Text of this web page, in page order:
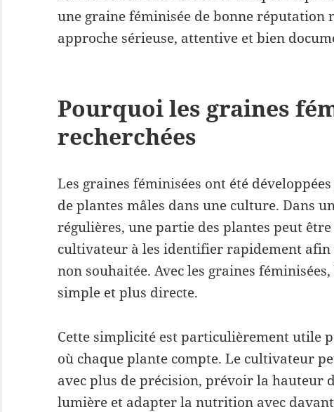
une graine féminisée de bonne réputation
approche sérieuse, attentive et bien
Pourquoi les graines
recherchées
Les graines féminisées ont été
de plantes mâles dans une culture. Dans
régulières, une partie des plantes peut
cultivateur à les identifier rapidement
non souhaitée. Avec les graines
simple et plus directe.
Cette simplicité est particulièrement utile
où chaque plante compte. Le cultivateur
avec plus de précision, prévoir la hauteur
lumière et adapter la nutrition avec